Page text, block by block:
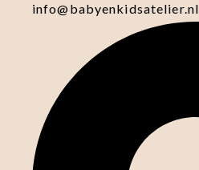
info@babyenkidsatelier.nl